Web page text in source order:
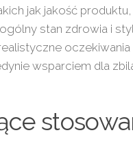
jak jakość
stan zdrowia i
wsparciem dla